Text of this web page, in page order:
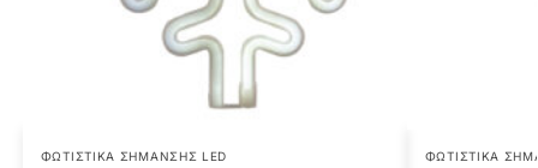
ΦΩΤΙΣΤΙΚΆ ΣΉΜΑΝΣΗΣ LED ΦΩΤΙΣΤΙΚΆ